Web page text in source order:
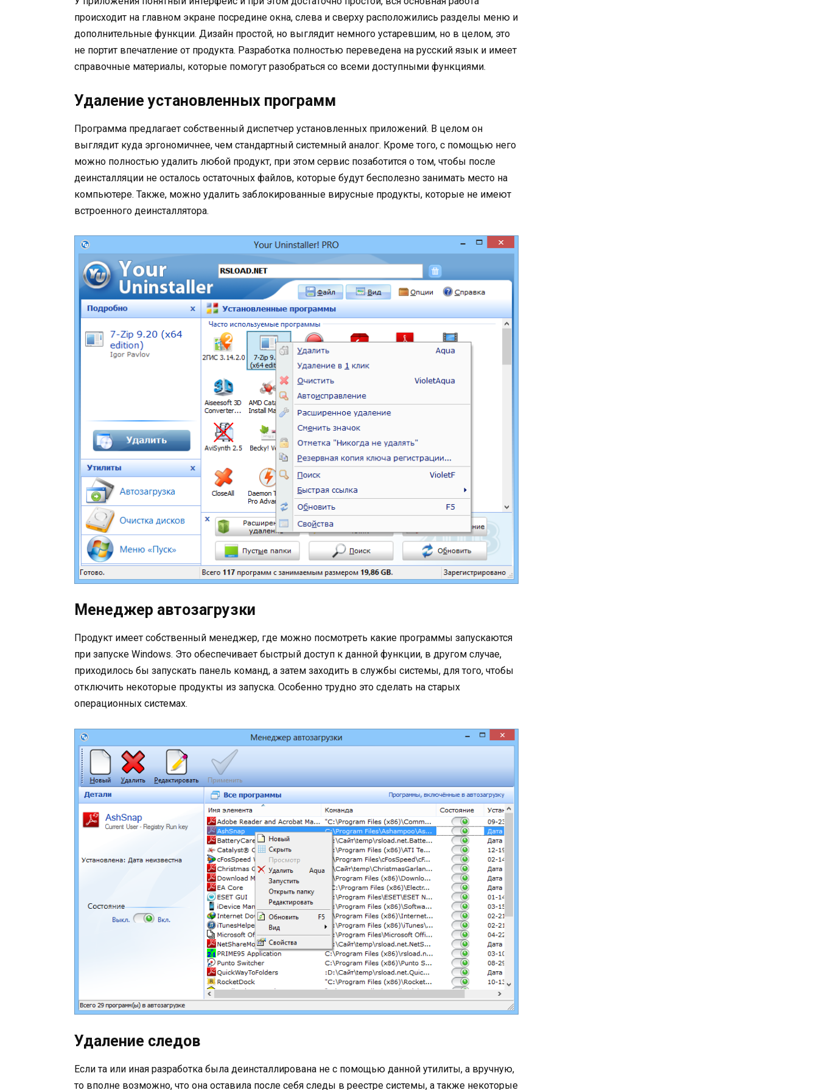
происходит на главном экране посредине окна, слева и сверху расположились разделы меню и
дополнительные функции. Дизайн простой, но выглядит немного устаревшим, но в целом, это
не портит впечатление от продукта. Разработка полностью переведена на русский язык и имеет
справочные материалы, которые помогут разобраться со всеми доступными функциями.
Удаление установленных программ
Программа предлагает собственный диспетчер установленных приложений. В целом он
выглядит куда эргономичнее, чем стандартный системный аналог. Кроме того, с помощью него
можно полностью удалить любой продукт, при этом сервис позаботится о том, чтобы после
деинсталляции не осталось остаточных файлов, которые будут бесполезно занимать место на
компьютере. Также, можно удалить заблокированные вирусные продукты, которые не имеют
встроенного деинсталлятора.
Менеджер автозагрузки
Продукт имеет собственный менеджер, где можно посмотреть какие программы запускаются
при запуске Windows. Это обеспечивает быстрый доступ к данной функции, в другом случае,
приходилось бы запускать панель команд, а затем заходить в службы системы, для того, чтобы
отключить некоторые продукты из запуска. Особенно трудно это сделать на старых
операционных системах.
Удаление следов
Если та или иная разработка была деинсталлирована не с помощью данной утилиты, а вручную,
то вполне возможно, что она оставила после себя следы в реестре системы, а также некоторые